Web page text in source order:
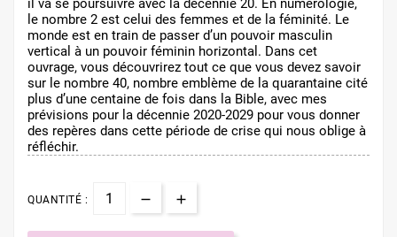
il va se poursuivre avec la décennie 20. En numérologie,
le nombre 2 est celui des femmes et de la féminité. Le
monde est en train de passer d’un pouvoir masculin
vertical à un pouvoir féminin horizontal. Dans cet
ouvrage, vous découvrirez tout ce que vous devez savoir
sur le nombre 40, nombre emblème de la quarantaine cité
plus d’une centaine de fois dans la Bible, avec mes
prévisions pour la décennie 2020-2029 pour vous donner
des repères dans cette période de crise qui nous oblige à
réfléchir.
QUANTITÉ :